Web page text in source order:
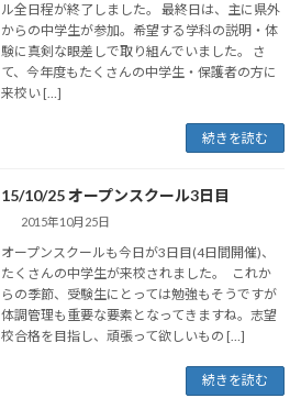
ル全日程が終了しました。 最終日は、主に県外
からの中学生が参加。希望する学科の説明・体
験に真剣な眼差しで取り組んでいました。 さ
て、今年度もたくさんの中学生・保護者の方に
来校い […]
続きを読む
15/10/25 オープンスクール3日目
2015年10月25日
オープンスクールも今日が3日目(4日間開催)、
たくさんの中学生が来校されました。 これか
らの季節、受験生にとっては勉強もそうですが
体調管理も重要な要素となってきますね。志望
校合格を目指し、頑張って欲しいもの […]
続きを読む